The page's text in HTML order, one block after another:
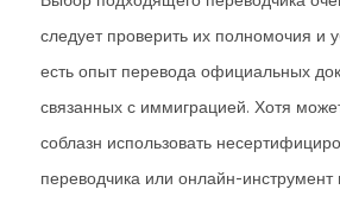
следует проверить их полномочия и
есть опыт перевода официальных
связанных с иммиграцией. Хотя
соблазн использовать
переводчика или онлайн-инструмент